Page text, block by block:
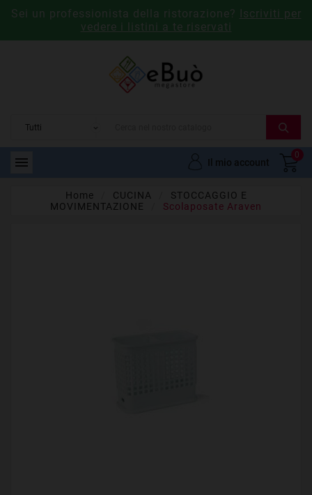
Sei un professionista della ristorazione? Iscriviti per
vedere i listini a te riservati
 Il mio account
0
Home CUCINA
STOCCAGGIO E
MOVIMENTAZIONE
Scolaposate Araven